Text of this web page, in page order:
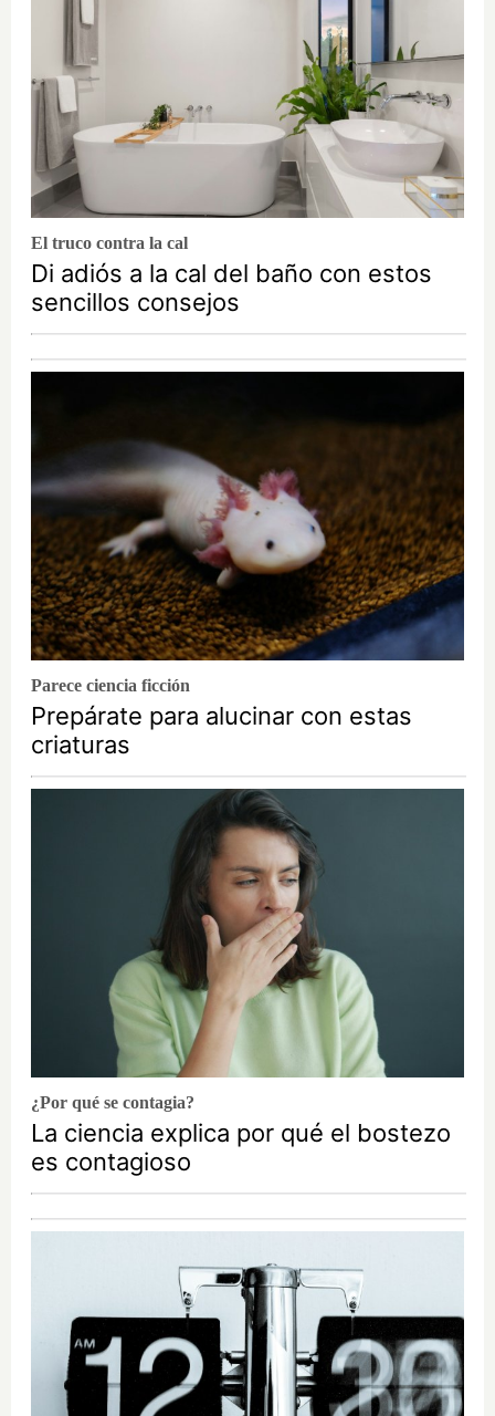
El truco contra la cal
Di adiós a la cal del baño con estos
sencillos consejos
Parece ciencia ficción
Prepárate para alucinar con estas
criaturas
¿Por qué se contagia?
La ciencia explica por qué el bostezo
es contagioso